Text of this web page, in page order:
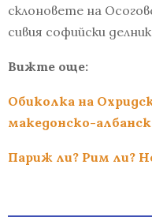
склоновете на
сивия софийски
Вижте още:
Обиколка на
македонско-
Париж ли? Рим ли?